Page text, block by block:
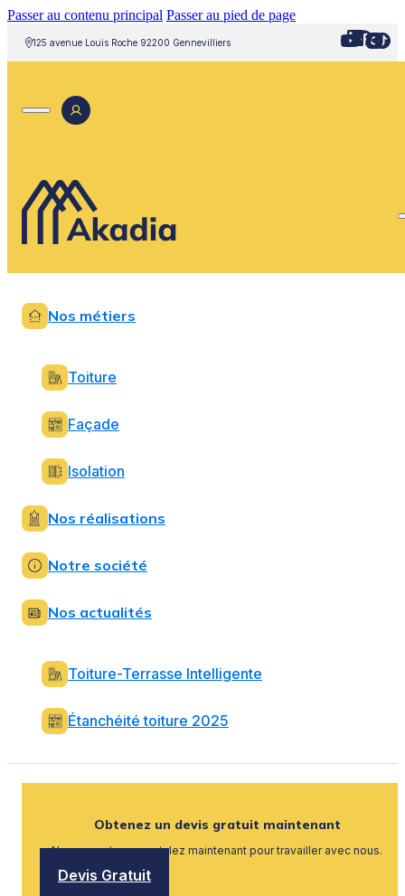
Passer au contenu principal Passer au pied de page
125 avenue Louis Roche 92200 Gennevilliers
Nos métiers
Toiture
Façade
Isolation
Nos réalisations
Notre société
Nos actualités
Toiture-Terrasse Intelligente
Étanchéité toiture 2025
Obtenez un devis gratuit maintenant
Nous recrutons, postulez maintenant pour travailler avec nous.
Devis Gratuit